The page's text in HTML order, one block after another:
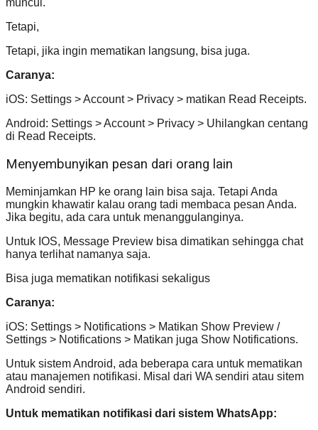
muncul.
Tetapi,
Tetapi, jika ingin mematikan langsung, bisa juga.
Caranya:
iOS: Settings > Account > Privacy > matikan Read Receipts.
Android: Settings > Account > Privacy > Uhilangkan centang
di Read Receipts.
Menyembunyikan pesan dari orang lain
Meminjamkan HP ke orang lain bisa saja. Tetapi Anda
mungkin khawatir kalau orang tadi membaca pesan Anda.
Jika begitu, ada cara untuk menanggulanginya.
Untuk IOS, Message Preview bisa dimatikan sehingga chat
hanya terlihat namanya saja.
Bisa juga mematikan notifikasi sekaligus
Caranya:
iOS: Settings > Notifications > Matikan Show Preview /
Settings > Notifications > Matikan juga Show Notifications.
Untuk sistem Android, ada beberapa cara untuk mematikan
atau manajemen notifikasi. Misal dari WA sendiri atau sitem
Android sendiri.
Untuk mematikan notifikasi dari sistem WhatsApp: